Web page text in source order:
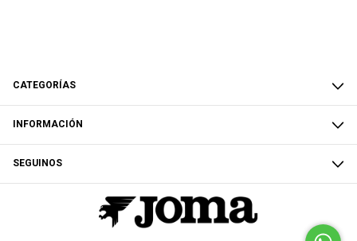
CATEGORÍAS
INFORMACIÓN
SEGUINOS